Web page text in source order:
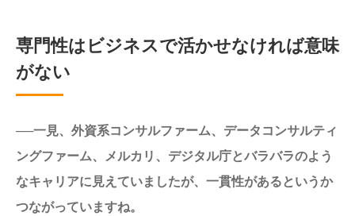
専門性はビジネスで活かせなければ意味
がない
──一見、外資系コンサルファーム、データコンサルティ
ングファーム、メルカリ、デジタル庁とバラバラのよう
なキャリアに見えていましたが、一貫性があるというか
つながっていますね。